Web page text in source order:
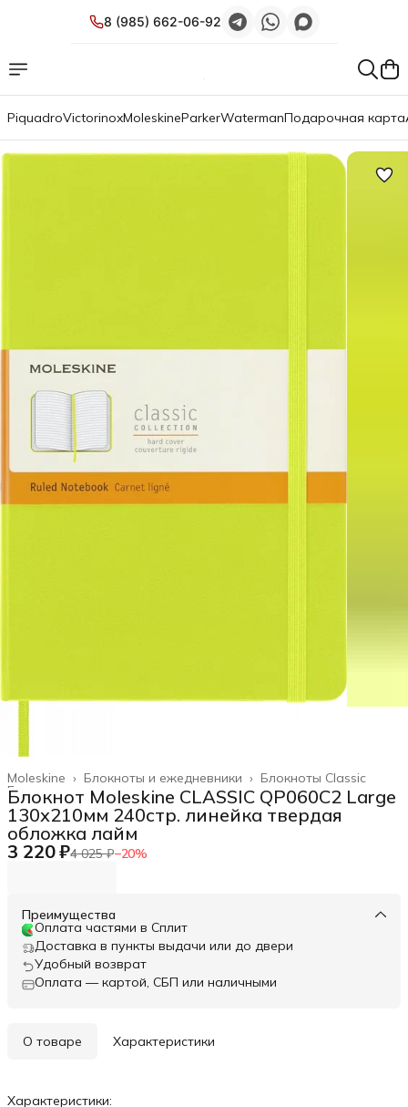
8 (985) 662-06-92
PiquadroVictorinoxMoleskineParkerWatermanПодарочная карта
Блокноты Classic
Блокноты и ежедневники ›
Moleskine ›
Главная ›
Блокнот Moleskine CLASSIC QP060C2 Large
130х210мм 240стр. линейка твердая
обложка лайм
3 220 ₽4 025 ₽−20%
Преимущества
Оплата частями в Сплит
Доставка в пункты выдачи или до двери
Удобный возврат
Оплата — картой, СБП или наличными
О товаре Характеристики
Характеристики: